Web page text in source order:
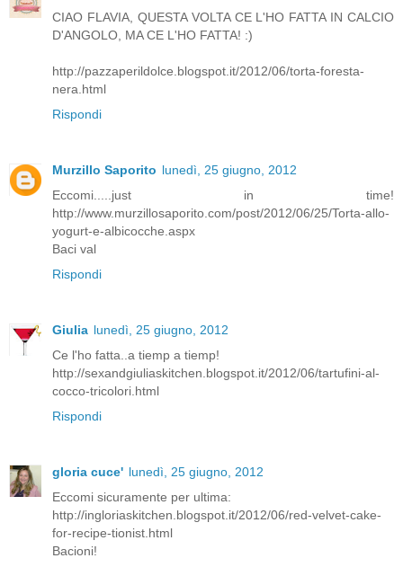
CIAO FLAVIA, QUESTA VOLTA CE L'HO FATTA IN CALCIO
D'ANGOLO, MA CE L'HO FATTA! :)
http://pazzaperildolce.blogspot.it/2012/06/torta-foresta-
nera.html
Rispondi
Murzillo Saporito lunedì, 25 giugno, 2012
Eccomi.....just in time!
http://www.murzillosaporito.com/post/2012/06/25/Torta-allo-
yogurt-e-albicocche.aspx
Baci val
Rispondi
Giulia lunedì, 25 giugno, 2012
Ce l'ho fatta..a tiemp a tiemp!
http://sexandgiuliaskitchen.blogspot.it/2012/06/tartufini-al-
cocco-tricolori.html
Rispondi
gloria cuce' lunedì, 25 giugno, 2012
Eccomi sicuramente per ultima:
http://ingloriaskitchen.blogspot.it/2012/06/red-velvet-cake-
for-recipe-tionist.html
Bacioni!